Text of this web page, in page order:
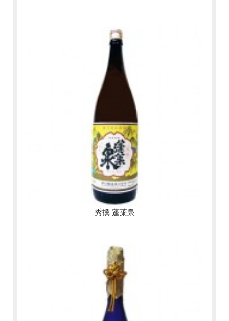
秀撰 蓬莱泉